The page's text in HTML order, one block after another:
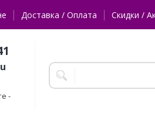
Доставка / Оплата Скидки /
-